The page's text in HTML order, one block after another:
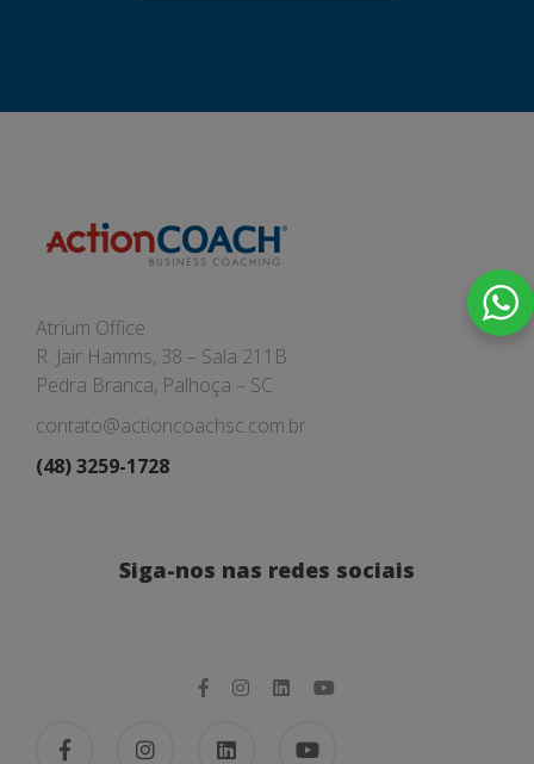
Atrium Office
R. Jair Hamms, 38 – Sala 211B
Pedra Branca, Palhoça – SC
contato@actioncoachsc.com.br
(48) 3259-1728
Siga-nos nas redes sociais